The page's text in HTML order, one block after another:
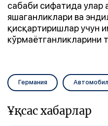
сабаби сифатида улар
яшаганликлари ва
қисқартиришлар учун
кўрмаётганликларини
Германия Автомобил
Ұқсас хабарлар